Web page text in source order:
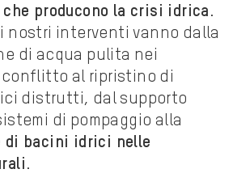
producono la crisi idrica .
nostri interventi vanno dalla
di acqua pulita nei
al ripristino di
distrutti, dal supporto
di pompaggio alla
di bacini idrici nelle
.